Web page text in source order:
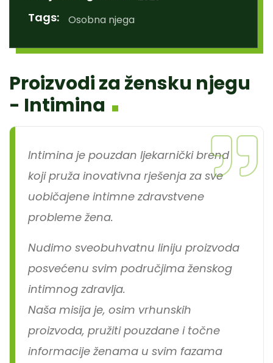
Tags: Osobna njega
Proizvodi za žensku njegu
- Intimina
Intimina je pouzdan ljekarnički brend
koji pruža inovativna rješenja za sve
uobičajene intimne zdravstvene
probleme žena.
Nudimo sveobuhvatnu liniju proizvoda
posvećenu svim područjima ženskog
intimnog zdravlja.
Naša misija je, osim vrhunskih
proizvoda, pružiti pouzdane i točne
informacije ženama u svim fazama